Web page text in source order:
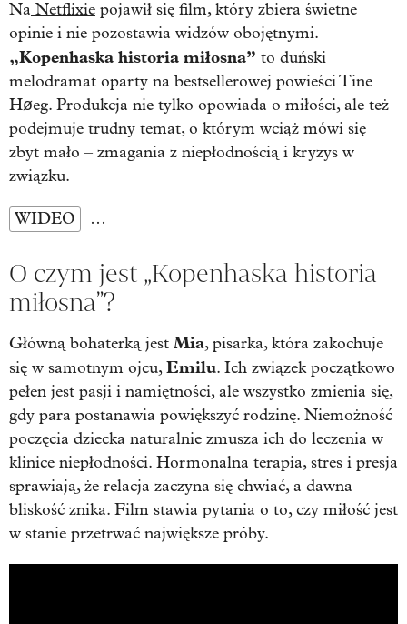
Na Netflixie pojawił się film, który zbiera świetne
opinie i nie pozostawia widzów obojętnymi.
„Kopenhaska historia miłosna” to duński
melodramat oparty na bestsellerowej powieści Tine
Høeg. Produkcja nie tylko opowiada o miłości, ale też
podejmuje trudny temat, o którym wciąż mówi się
zbyt mało – zmagania z niepłodnością i kryzys w
związku.
WIDEO …
O czym jest „Kopenhaska historia
miłosna”?
Główną bohaterką jest Mia, pisarka, która zakochuje
się w samotnym ojcu,Emilu. Ich związek początkowo
pełen jest pasji i namiętności, ale wszystko zmienia się,
gdy para postanawia powiększyć rodzinę. Niemożność
poczęcia dziecka naturalnie zmusza ich do leczenia w
klinice niepłodności. Hormonalna terapia, stres i presja
sprawiają, że relacja zaczyna się chwiać, a dawna
bliskość znika. Film stawia pytania o to, czy miłość jest
w stanie przetrwać największe próby.